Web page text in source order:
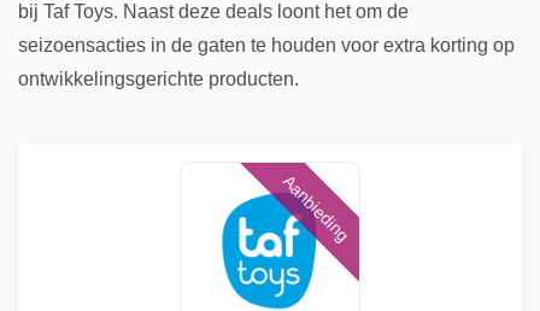
bij Taf Toys. Naast deze deals loont het om de
seizoensacties in de gaten te houden voor extra korting op
ontwikkelingsgerichte producten.
Aanbieding